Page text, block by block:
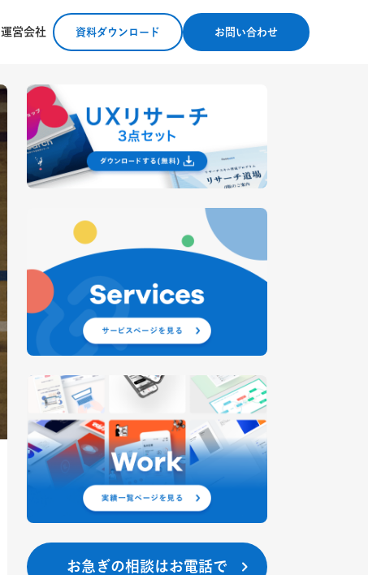
運営会社 資料ダウンロード お問い合わせ
お急ぎの相談はお電話で